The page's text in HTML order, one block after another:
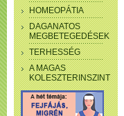
HOMEOPÁTIA
DAGANATOS
MEGBETEGEDÉSEK
TERHESSÉG
A MAGAS
KOLESZTERINSZINT